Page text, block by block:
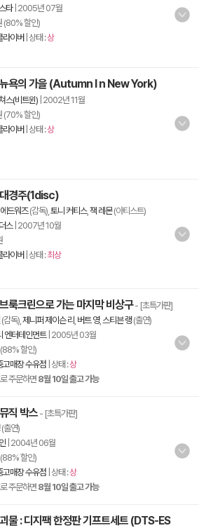
타| 2005년 07월
(80% 할인)
라이버 | 상태 :상
욕의 가을 (Autumn I n New York)
스(비트윈) 2002년 11월
(70% 할인)
라이버 | 상태 :상
경주(1disc)
드워즈(감독), 토니 커티스, 잭 레몬(아티스트)
스| 2007년 10월
라이버 | 상태 :최상
룩크린으로 가는 마지막 비상구- [초특가판]
(감독), 제니퍼 제이슨 리 버트 영, 스티븐 랭(출연)
엔터테인먼트| 2005년 03월
할인)
고매장 수유점 | 상태 :상
로 주문하면 8월 10일 출고 가능
직 박스 - [초특가판]
(출연)
2004년 06월
할인)
고매장 수유점 | 상태 :상
로 주문하면 8월 10일 출고 가능
물 : 디지팩 한정판 기프트세트 (DTS-ES